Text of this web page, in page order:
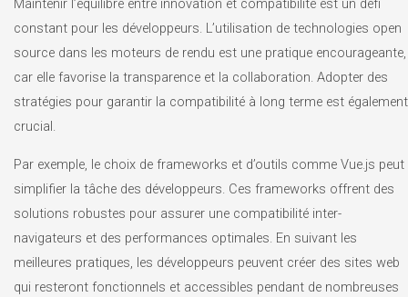
Maintenir l’équilibre entre innovation et compatibilité est un défi
constant pour les développeurs. L’utilisation de technologies open
source dans les moteurs de rendu est une pratique encourageante,
car elle favorise la transparence et la collaboration. Adopter des
stratégies pour garantir la compatibilité à long terme est également
crucial.
Par exemple, le choix de frameworks et d’outils comme Vue.js peut
simplifier la tâche des développeurs. Ces frameworks offrent des
solutions robustes pour assurer une compatibilité inter-
navigateurs et des performances optimales. En suivant les
meilleures pratiques, les développeurs peuvent créer des sites web
qui resteront fonctionnels et accessibles pendant de nombreuses